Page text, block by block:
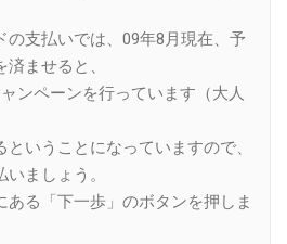
の支払いでは、09年8月現在、予
ませると、
ンペーンを行っています（大人
いうことになっていますので、
ましょう。
ある「下一歩」のボタンを押しま